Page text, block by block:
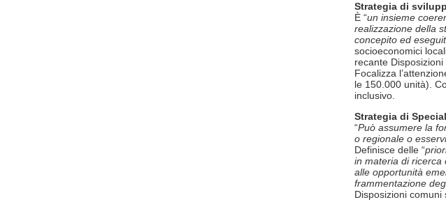
Strategia di
È “un insieme
realizzazione della
concepito ed
socioeconomici
recante Disposizioni
Focalizza
le 150.000 unità).
inclusivo.
Strategia di
“Può assumere la
o regionale o
Definisce delle “
in materia di ricerca
alle opportunità
frammentazione
Disposizioni comuni